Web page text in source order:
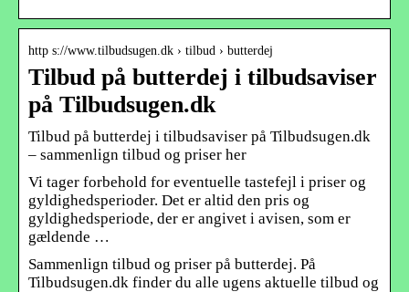
http s://www.tilbudsugen.dk › tilbud › butterdej
Tilbud på butterdej i tilbudsaviser
på Tilbudsugen.dk
Tilbud på butterdej i tilbudsaviser på Tilbudsugen.dk
– sammenlign tilbud og priser her
Vi tager forbehold for eventuelle tastefejl i priser og
gyldighedsperioder. Det er altid den pris og
gyldighedsperiode, der er angivet i avisen, som er
gældende …
Sammenlign tilbud og priser på butterdej. På
Tilbudsugen.dk finder du alle ugens aktuelle tilbud og